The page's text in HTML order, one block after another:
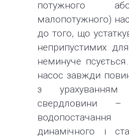
потужного
малопотужного)
до того, що
неприпустимих
неминуче
насос завжди
з урахуванням
свердловини
динамічного і